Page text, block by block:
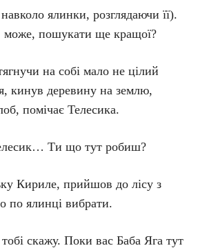
ялинки, розглядаючи її).
пошукати ще кращої?
на собі мало не цілий
кинув деревину на землю,
помічає Телесика.
Ти що тут робиш?
Кириле, прийшов до лісу з
по ялинці вибрати.
скажу. Поки вас Баба Яга тут